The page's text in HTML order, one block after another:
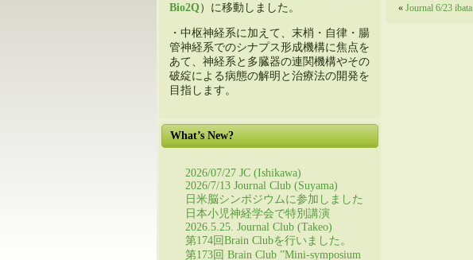
Bio2Q）に移動しました。
・中枢神経系に加えて、末梢・自律・腸
管神経系でのシナプス形成機構に焦点を
あて、神経系と多臓器の連関機構やその
破綻による病態の解明と治療法の開発を
目指します。
What’s New?
2026/07/27 JC (Ishikawa)
2026/7/13 Journal Club (Suyama)
日米脳シンポジウムに参加しました
日本小児神経学会で特別講演
2026.5.25. Journal Club (Takeo)
第174回Brain Clubを行いました。
第173回 Brain Club ”Mini-symposium
« Journal 6/23 ibata